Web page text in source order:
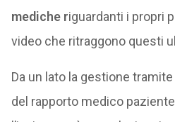
mediche riguardanti i propri
video che ritraggono questi
Da un lato la gestione
del rapporto medico